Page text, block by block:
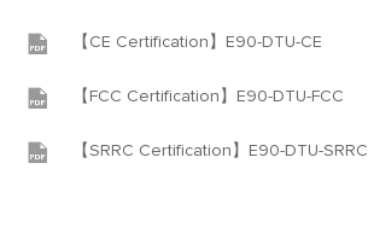
 【CE Certification】E90-DTU-CE
 【FCC Certification】E90-DTU-FCC
 【SRRC Certification】E90-DTU-SRRC